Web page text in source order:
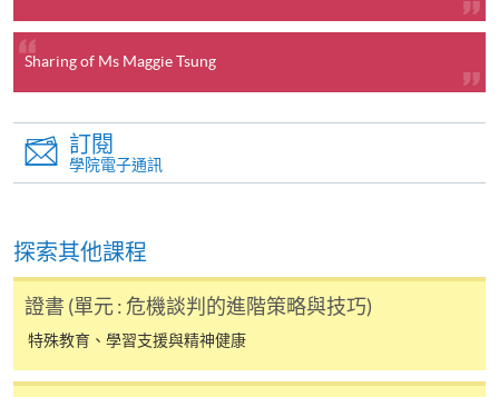
表可向報名中心或有關課程負責人索取。填妥申請
表格後，請連同報名費/學費以及所需證明文件親
往報名中心或以郵遞方式遞交。
報讀同一學歷頒授課程內其他單元
Sharing of Ms Maggie Tsung
訂閱
學院電子通訊
探索其他課程
證書 (單元 : 危機談判的進階策略與技巧)
特殊教育、學習支援與精神健康